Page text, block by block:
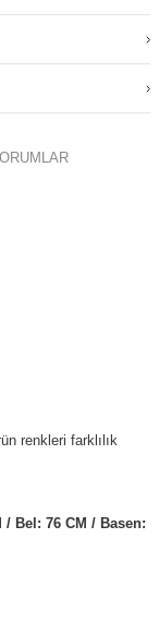
renkleri farklılık
Bel: 76 CM / Basen: